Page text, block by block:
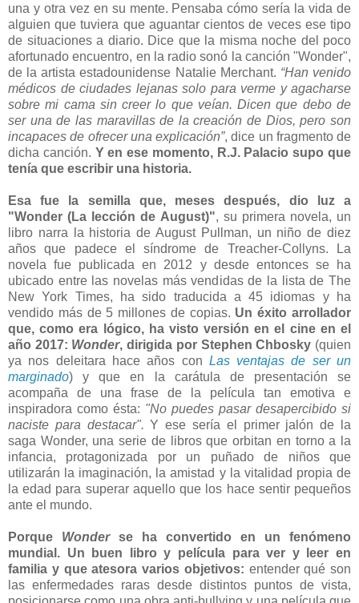
una y otra vez en su mente. Pensaba cómo sería la vida de
alguien que tuviera que aguantar cientos de veces ese tipo
de situaciones a diario. Dice que la misma noche del poco
afortunado encuentro, en la radio sonó la canción "Wonder",
de la artista estadounidense Natalie Merchant. “Han venido
médicos de ciudades lejanas solo para verme y agacharse
sobre mi cama sin creer lo que veían. Dicen que debo de
ser una de las maravillas de la creación de Dios, pero son
incapaces de ofrecer una explicación”, dice un fragmento de
dicha canción. Y en ese momento, R.J. Palacio supo que
tenía que escribir una historia.
Esa fue la semilla que, meses después, dio luz a
"Wonder (La lección de August)", su primera novela, un
libro narra la historia de August Pullman, un niño de diez
años que padece el síndrome de Treacher-Collyns. La
novela fue publicada en 2012 y desde entonces se ha
ubicado entre las novelas más vendidas de la lista de The
New York Times, ha sido traducida a 45 idiomas y ha
vendido más de 5 millones de copias. Un éxito arrollador
que, como era lógico, ha visto versión en el cine en el
año 2017: Wonder, dirigida por Stephen Chbosky (quien
ya nos deleitara hace años con Las ventajas de ser un
marginado) y que en la carátula de presentación se
acompaña de una frase de la película tan emotiva e
inspiradora como ésta: "No puedes pasar desapercibido si
naciste para destacar". Y ese sería el primer jalón de la
saga Wonder, una serie de libros que orbitan en torno a la
infancia, protagonizada por un puñado de niños que
utilizarán la imaginación, la amistad y la vitalidad propia de
la edad para superar aquello que los hace sentir pequeños
ante el mundo.
Porque Wonderse ha convertido en un fenómeno
mundial. Un buen libro y película para ver y leer en
familia y que atesora varios objetivos: entender qué son
las enfermedades raras desde distintos puntos de vista,